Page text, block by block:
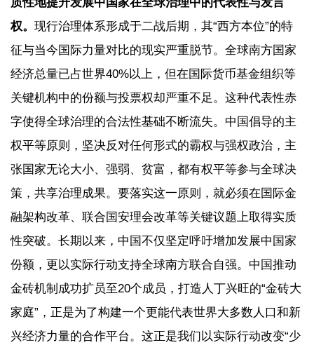
权。 现行治理体系形成于二战后期，其“西方本位”的特
征与当今国际力量对比的现实严重脱节。全球南方国家
经济总量已占世界40%以上，但在国际货币基金组织等
关键机构中的份额与投票权却严重不足。这种代表性赤
字使得全球治理的合法性基础不断流失。中国倡导的主
权平等原则，坚决反对任何形式的霸权与强权政治，主
张国家无论大小、强弱、贫富，都有权平等参与全球决
策，共享治理成果。要落实这一原则，就必须在国际金
融架构改革、联合国安理会改革等关键议题上取得实质
性突破。长期以来，中国不仅坚定呼吁增加发展中国家
份额，更以实际行动支持全球南方联合自强。中国推动
金砖机制成功扩员至20个成员，打造人丁兴旺的“金砖大
家庭”，正是为了构建一个更能代表世界大多数人口和新
兴经济力量的合作平台。这正是我们以实际行动改变“少